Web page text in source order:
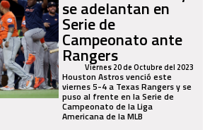
se adelantan en
Serie de
Campeonato ante
Rangers
Viernes 20 de Octubre del 2023
Houston Astros venció este
viernes 5-4 a Texas Rangers y se
puso al frente en la Serie de
Campeonato de la Liga
Americana de la MLB